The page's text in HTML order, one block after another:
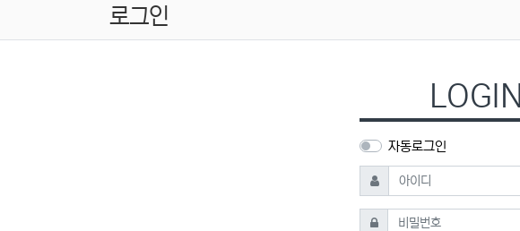
로그인
LOGIN
자동로그인
아이디
필수
비밀번호필수